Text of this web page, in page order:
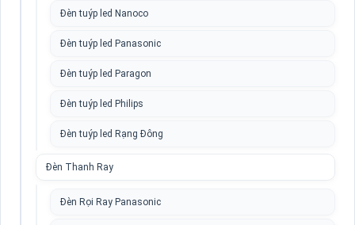
Đèn tuýp led Nanoco
Đèn tuýp led Panasonic
Đèn tuýp led Paragon
Đèn tuýp led Philips
Đèn tuýp led Rạng Đông
Đèn Thanh Ray
Đèn Rọi Ray Panasonic